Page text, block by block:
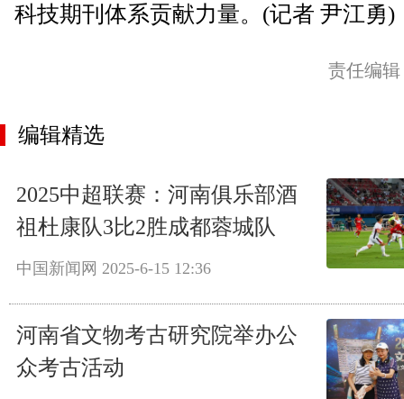
科技期刊体系贡献力量。(记者 尹江勇)
责任编
编辑精选
2025中超联赛：河南俱乐部酒
祖杜康队3比2胜成都蓉城队
中国新闻网 2025-6-15 12:36
河南省文物考古研究院举办公
众考古活动